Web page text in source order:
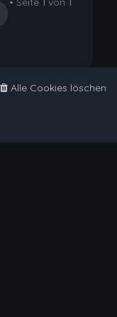
Alle Cookies löschen